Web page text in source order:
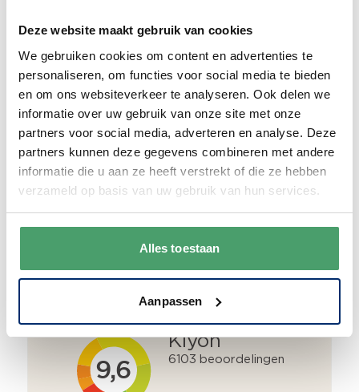
Deze website maakt gebruik van cookies
We gebruiken cookies om content en advertenties te
personaliseren, om functies voor social media te bieden
en om ons websiteverkeer te analyseren. Ook delen we
informatie over uw gebruik van onze site met onze
partners voor social media, adverteren en analyse. Deze
partners kunnen deze gegevens combineren met andere
informatie die u aan ze heeft verstrekt of die ze hebben
verzameld op basis van uw gebruik van hun services.
Alles toestaan
Aanpassen
Duurzaam
We verpakken onze producten zorgvuldig
en duurzaam met hergebruikt karton en
papier.Vanaf € 55,- wordt jouw bestelling
ook nog eens helemaalgratis verzonden .
Goede waardering
We krijgen een goede waardering van Onze
klanten. 9+ gemiddeld.